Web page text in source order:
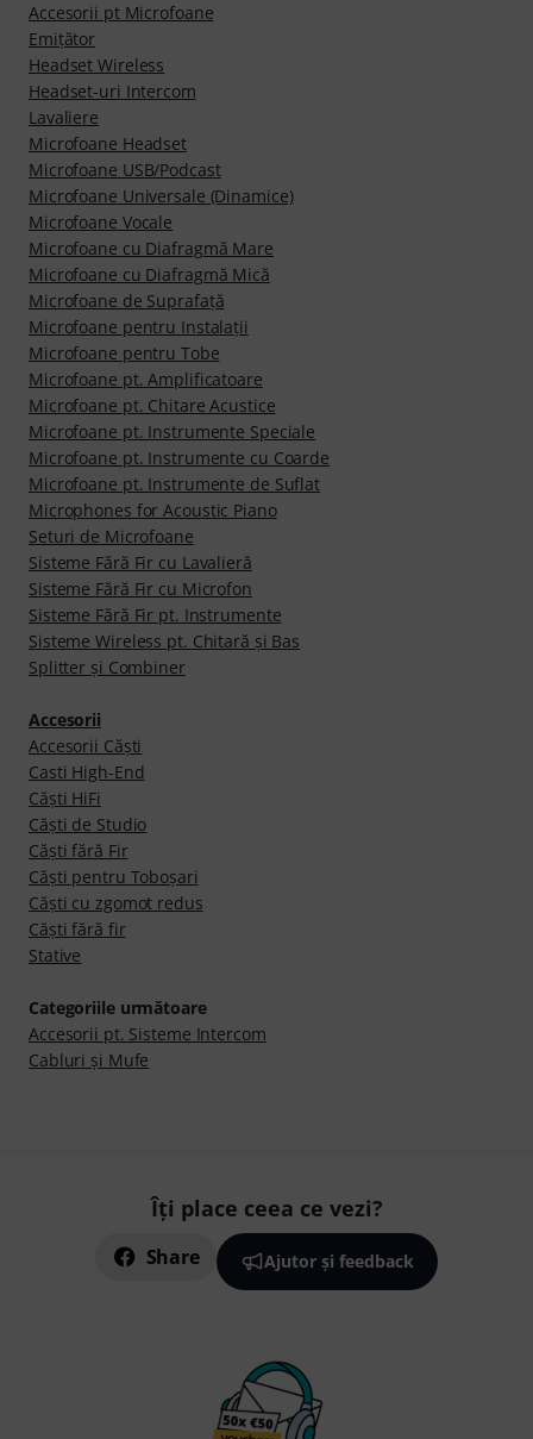
Accesorii pt Microfoane
Emițător
Headset Wireless
Headset-uri Intercom
Lavaliere
Microfoane Headset
Microfoane USB/Podcast
Microfoane Universale (Dinamice)
Microfoane Vocale
Microfoane cu Diafragmă Mare
Microfoane cu Diafragmă Mică
Microfoane de Suprafaţă
Microfoane pentru Instalaţii
Microfoane pentru Tobe
Microfoane pt. Amplificatoare
Microfoane pt. Chitare Acustice
Microfoane pt. Instrumente Speciale
Microfoane pt. Instrumente cu Coarde
Microfoane pt. Instrumente de Suflat
Microphones for Acoustic Piano
Seturi de Microfoane
Sisteme Fără Fir cu Lavalieră
Sisteme Fără Fir cu Microfon
Sisteme Fără Fir pt. Instrumente
Sisteme Wireless pt. Chitară şi Bas
Splitter și Combiner
Accesorii
Accesorii Căști
Casti High-End
Căşti HiFi
Căşti de Studio
Căşti fără Fir
Căşti pentru Toboşari
Căști cu zgomot redus
Căști fără fir
Stative
Categoriile următoare
Accesorii pt. Sisteme Intercom
Cabluri şi Mufe
Îți place ceea ce vezi?
Share Ajutor și feedback